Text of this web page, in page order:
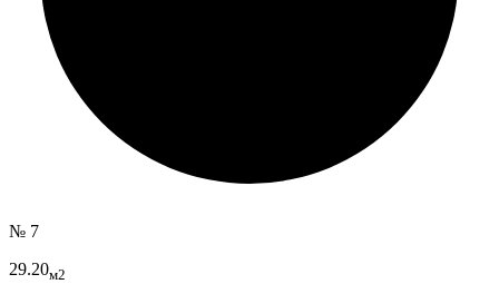
№ 7
29.20м2